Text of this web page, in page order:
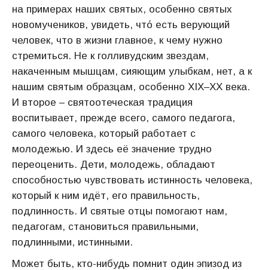
на примерах наших святых, особенно святых
новомучеников, увидеть, чтό есть верующий
человек, что в жизни главное, к чему нужно
стремиться. Не к голливудским звездам,
накаченным мышцам, сияющим улыбкам, нет, а к
нашим святым образцам, особенно XIX–ХХ века.
И второе – святоотеческая традиция
воспитывает, прежде всего, самого педагога,
самого человека, который работает с
молодежью. И здесь её значение трудно
переоценить. Дети, молодежь, обладают
способностью чувствовать истинность человека,
который к ним идёт, его правильность,
подлинность. И святые отцы помогают нам,
педагогам, становиться правильными,
подлинными, истинными.
Может быть, кто-нибудь помнит один эпизод из